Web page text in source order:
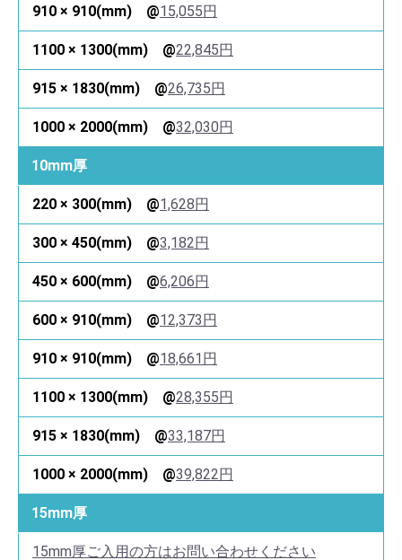
15,055円
22,845円
26,735円
32,030円
10mm厚
1,628円
3,182円
6,206円
12,373円
18,661円
28,355円
33,187円
39,822円
15mm厚
15mm厚ご入用の方はお問い合わせください